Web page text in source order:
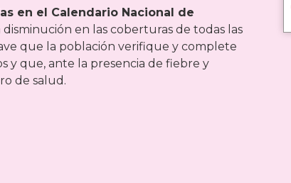
en el Calendario Nacional de
en las coberturas de todas las
que la población verifique y complete
y que, ante la presencia de fiebre y
de salud.